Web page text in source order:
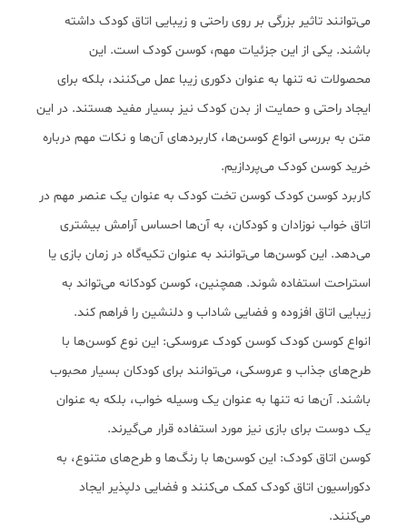
می‌توانند تاثیر بزرگی بر روی راحتی و زیبایی اتاق کودک داشته
باشند. یکی از این جزئیات مهم، کوسن کودک است. این
محصولات نه تنها به عنوان دکوری زیبا عمل می‌کنند، بلکه برای
ایجاد راحتی و حمایت از بدن کودک نیز بسیار مفید هستند. در این
متن به بررسی انواع کوسن‌ها، کاربردهای آن‌ها و نکات مهم درباره
خرید کوسن کودک می‌پردازیم.
کاربرد کوسن کودک کوسن تخت کودک به عنوان یک عنصر مهم در
اتاق خواب نوزادان و کودکان، به آن‌ها احساس آرامش بیشتری
می‌دهد. این کوسن‌ها می‌توانند به عنوان تکیه‌گاه در زمان بازی یا
استراحت استفاده شوند. همچنین، کوسن کودکانه می‌تواند به
زیبایی اتاق افزوده و فضایی شاداب و دلنشین را فراهم کند.
انواع کوسن کودک کوسن کودک عروسکی: این نوع کوسن‌ها با
طرح‌های جذاب و عروسکی، می‌توانند برای کودکان بسیار محبوب
باشند. آن‌ها نه تنها به عنوان یک وسیله خواب، بلکه به عنوان
یک دوست برای بازی نیز مورد استفاده قرار می‌گیرند.
کوسن اتاق کودک: این کوسن‌ها با رنگ‌ها و طرح‌های متنوع، به
دکوراسیون اتاق کودک کمک می‌کنند و فضایی دلپذیر ایجاد
می‌کنند.